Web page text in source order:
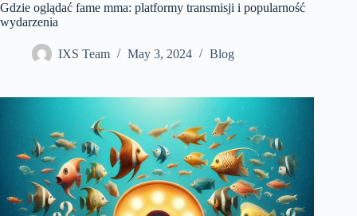
Gdzie oglądać fame mma: platformy transmisji i popularność
wydarzenia
IXS Team May 3, 2024 Blog